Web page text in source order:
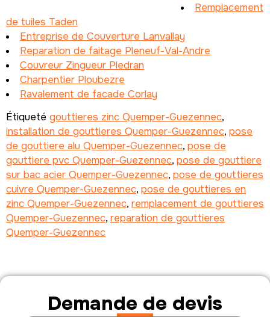
Remplacement
de tuiles Taden
Entreprise de Couverture Lanvallay
Reparation de faitage Pleneuf-Val-Andre
Couvreur Zingueur Pledran
Charpentier Ploubezre
Ravalement de facade Corlay
Étiqueté gouttieres zinc Quemper-Guezennec,
installation de gouttieres Quemper-Guezennec, pose
de gouttiere alu Quemper-Guezennec, pose de
gouttiere pvc Quemper-Guezennec, pose de gouttiere
sur bac acier Quemper-Guezennec, pose de gouttieres
cuivre Quemper-Guezennec, pose de gouttieres en
zinc Quemper-Guezennec, remplacement de gouttieres
Quemper-Guezennec, reparation de gouttieres
Quemper-Guezennec
Demande de devis